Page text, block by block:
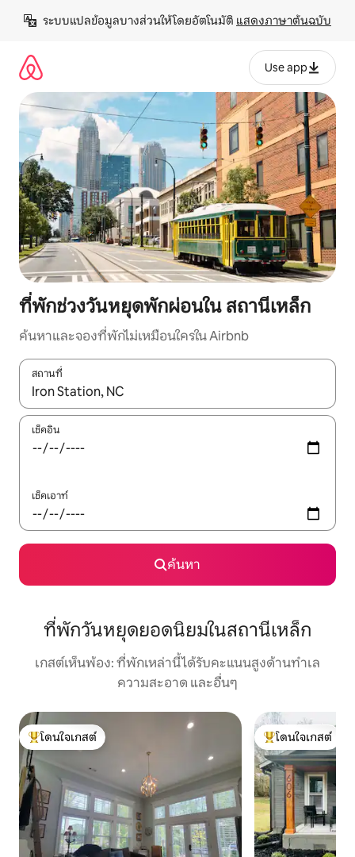
เนื้อหา
ระบบแปลข้อมูลบางส่วนให้โดยอัตโนมัติ แสดงภาษาต้นฉบับ
Use app
ที่พักช่วงวันหยุดพักผ่อนใน สถานีเหล็ก
ค้นหาและจองที่พักไม่เหมือนใครใน Airbnb
สถานที่
ใช้ลูกศรขึ้นลง หรือใช้การสัมผัสหรือปัด เพื่อสำรวจผลการค้นหา
เช็คอิน
เช็คเอาท์
ค้นหา
ที่พักวันหยุดยอดนิยมในสถานีเหล็ก
เกสต์เห็นพ้อง: ที่พักเหล่านี้ได้รับคะแนนสูงด้านทำเล
ความสะอาด และอื่นๆ
โดนใจเกสต์ที่สุด
โดนใจเกสต์
โดนใจเกสต์ที่สุด
โดนใจเกสต์